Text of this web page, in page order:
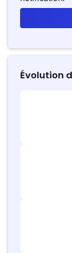
Évolution